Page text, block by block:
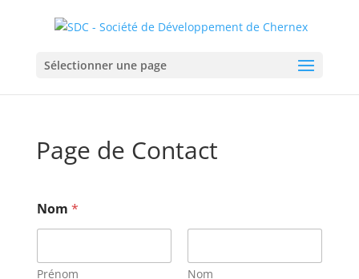
Sélectionner une page
Page de Contact
Nom *
Prénom Nom